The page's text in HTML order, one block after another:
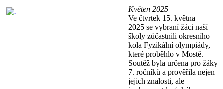
Květen 2025
Ve čtvrtek 15. května
2025 se vybraní žáci naší
školy zúčastnili okresního
kola Fyzikální olympiády,
které proběhlo v Mostě.
Soutěž byla určena pro žáky
7. ročníků a prověřila nejen
jejich znalosti, ale